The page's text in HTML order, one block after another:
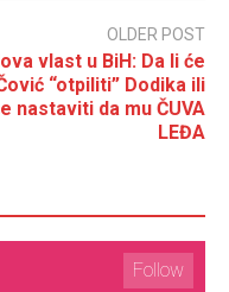
OLDER POST
vlast u BiH: Da li će
“otpiliti” Dodika ili
nastaviti da mu ČUVA
LEĐA
Follow